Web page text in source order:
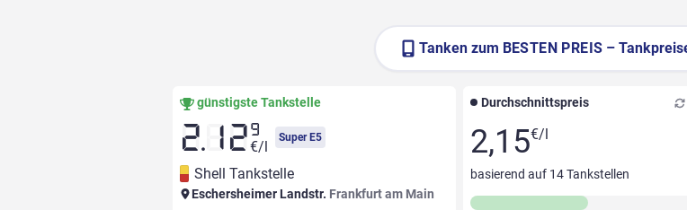
Tanken zum BESTEN PREIS –
günstigste Tankstelle
2.12 9
€/l
Super E5
Shell Tankstelle
Eschersheimer Landstr. Frankfurt am Main
Durchschnittspreis
2,15€/l
basierend auf 14Tankstellen